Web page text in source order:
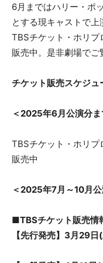
6月まではハリー・ポ
とする現キャストで上
TBSチケット・ホリ
販売中。是非劇場でご
チケット販売スケジュ
＜2025年6月公演分ま
TBSチケット・ホリ
販売中
＜2025年7月～10月公
■TBSチケット販売情
【先行発売】3月29